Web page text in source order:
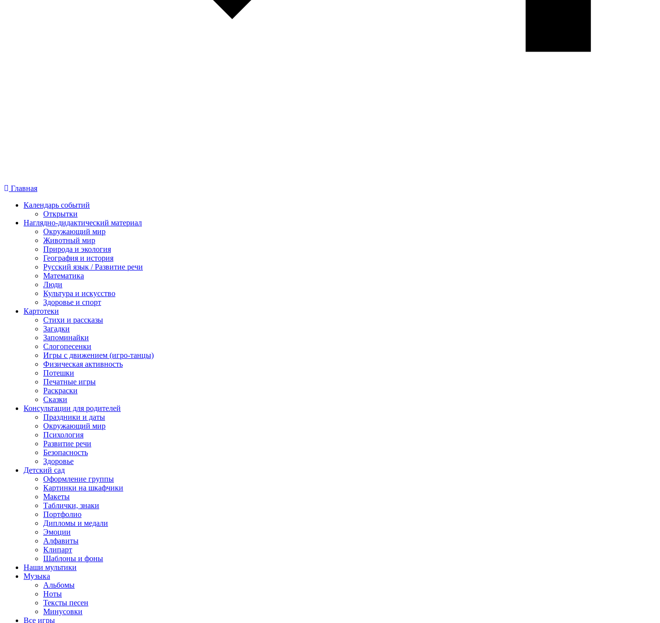
Главная
Календарь событий
Открытки
Наглядно-дидактический материал
Окружающий мир
Животный мир
Природа и экология
География и история
Русский язык / Развитие речи
Математика
Люди
Культура и искусство
Здоровье и спорт
Картотеки
Стихи и рассказы
Загадки
Запоминайки
Слогопесенки
Игры с движением (игро-танцы)
Физическая активность
Потешки
Печатные игры
Раскраски
Сказки
Консультации для родителей
Праздники и даты
Окружающий мир
Психология
Развитие речи
Безопасность
Здоровье
Детский сад
Оформление группы
Картинки на шкафчики
Макеты
Таблички, знаки
Портфолио
Дипломы и медали
Эмоции
Алфавиты
Клипарт
Шаблоны и фоны
Наши мультики
Музыка
Альбомы
Ноты
Тексты песен
Минусовки
Все игры